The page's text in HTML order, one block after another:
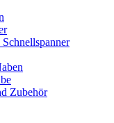
Zubehör